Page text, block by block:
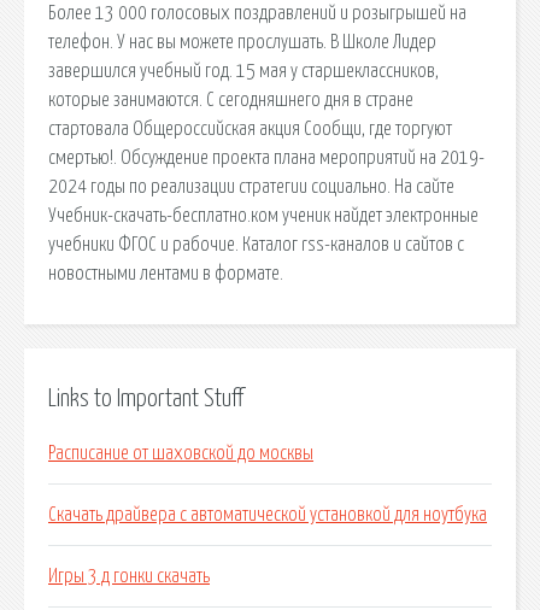
Более 13 000 голосовых поздравлений и розыгрышей на
телефон. У нас вы можете прослушать. В Школе Лидер
завершился учебный год. 15 мая у старшеклассников,
которые занимаются. С сегодняшнего дня в стране
стартовала Общероссийская акция Сообщи, где торгуют
смертью!. Обсуждение проекта плана мероприятий на 2019-
2024 годы по реализации стратегии социально. На сайте
Учебник-скачать-бесплатно.ком ученик найдет электронные
учебники ФГОС и рабочие. Каталог rss-каналов и сайтов с
новостными лентами в формате.
Links to Important Stuff
Расписание от шаховской до москвы
Скачать драйвера с автоматической установкой для ноутбука
Игры 3 д гонки скачать